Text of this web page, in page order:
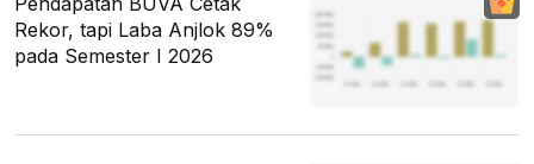
Rekor, tapi Laba Anjlok 89%
pada Semester I 2026